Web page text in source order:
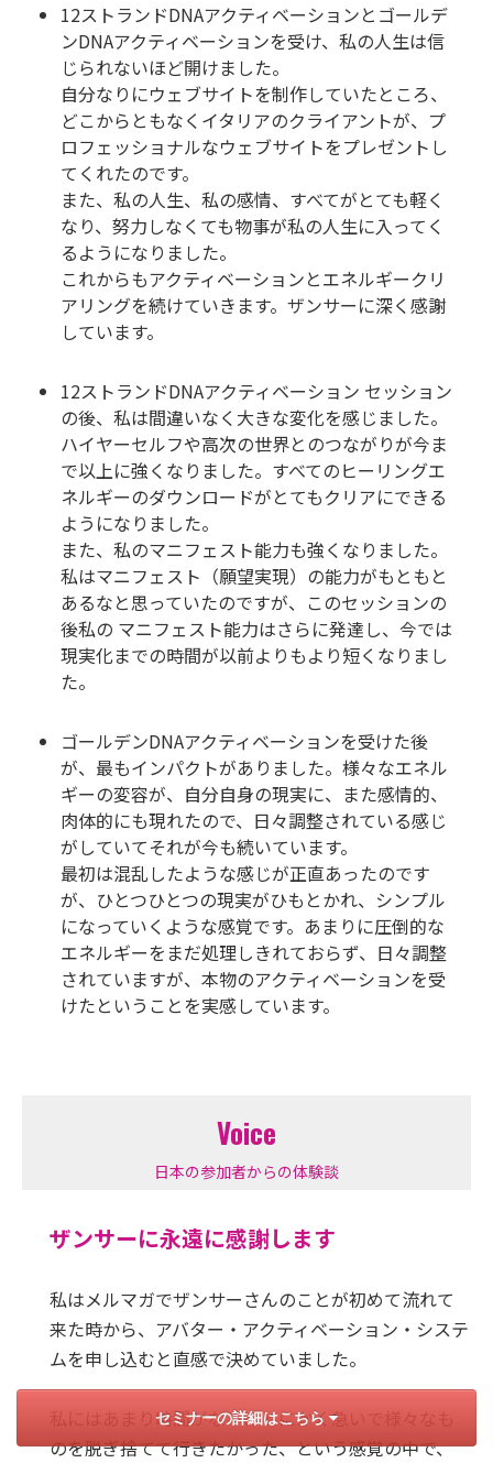
12ストランドDNAアクティベーションとゴールデ
ンDNAアクティベーションを受け、私の人生は信
じられないほど開けました。
自分なりにウェブサイトを制作していたところ、
どこからともなくイタリアのクライアントが、プ
ロフェッショナルなウェブサイトをプレゼントし
てくれたのです。
また、私の人生、私の感情、すべてがとても軽く
なり、努力しなくても物事が私の人生に入ってく
るようになりました。
これからもアクティベーションとエネルギークリ
アリングを続けていきます。ザンサーに深く感謝
しています。
12ストランドDNAアクティベーション セッション
の後、私は間違いなく大きな変化を感じました。
ハイヤーセルフや高次の世界とのつながりが今ま
で以上に強くなりました。すべてのヒーリングエ
ネルギーのダウンロードがとてもクリアにできる
ようになりました。
また、私のマニフェスト能力も強くなりました。
私はマニフェスト（願望実現）の能力がもともと
あるなと思っていたのですが、このセッションの
後私の マニフェスト能力はさらに発達し、今では
現実化までの時間が以前よりもより短くなりまし
た。
ゴールデンDNAアクティベーションを受けた後
が、最もインパクトがありました。様々なエネル
ギーの変容が、自分自身の現実に、また感情的、
肉体的にも現れたので、日々調整されている感じ
がしていてそれが今も続いています。
最初は混乱したような感じが正直あったのです
が、ひとつひとつの現実がひもとかれ、シンプル
になっていくような感覚です。あまりに圧倒的な
エネルギーをまだ処理しきれておらず、日々調整
されていますが、本物のアクティベーションを受
けたということを実感しています。
Voice
日本の参加者からの体験談
ザンサーに永遠に感謝します
私はメルマガでザンサーさんのことが初めて流れて
来た時から、アバター・アクティベーション・システ
ムを申し込むと直感で決めていました。
私にはあまり時間がなく、とにかく急いで様々なも
のを脱ぎ捨てて行きたかった、という感覚の中で、
セミナーの詳細はこちら